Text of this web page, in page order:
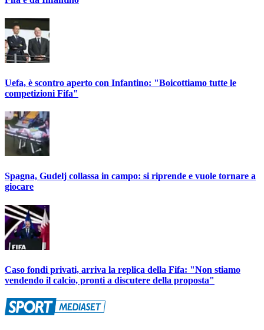
Uefa, è scontro aperto con Infantino: "Boicottiamo tutte le
competizioni Fifa"
Spagna, Gudelj collassa in campo: si riprende e vuole tornare a
giocare
Caso fondi privati, arriva la replica della Fifa: "Non stiamo
vendendo il calcio, pronti a discutere della proposta"